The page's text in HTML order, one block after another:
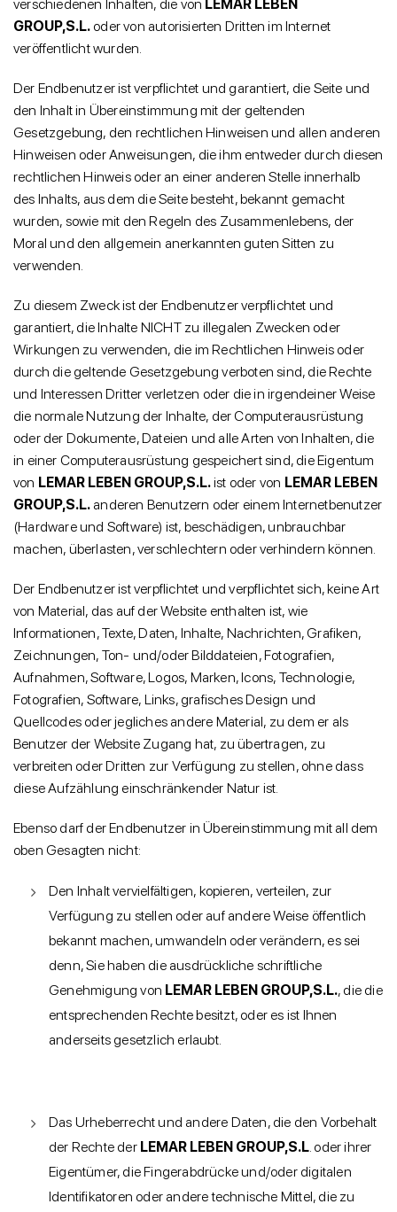
verschiedenen Inhalten, die von LEMAR LEBEN
GROUP,S.L. oder von autorisierten Dritten im Internet
veröffentlicht wurden.
Der Endbenutzer ist verpflichtet und garantiert, die Seite und
den Inhalt in Übereinstimmung mit der geltenden
Gesetzgebung, den rechtlichen Hinweisen und allen anderen
Hinweisen oder Anweisungen, die ihm entweder durch diesen
rechtlichen Hinweis oder an einer anderen Stelle innerhalb
des Inhalts, aus dem die Seite besteht, bekannt gemacht
wurden, sowie mit den Regeln des Zusammenlebens, der
Moral und den allgemein anerkannten guten Sitten zu
verwenden.
Zu diesem Zweck ist der Endbenutzer verpflichtet und
garantiert, die Inhalte NICHT zu illegalen Zwecken oder
Wirkungen zu verwenden, die im Rechtlichen Hinweis oder
durch die geltende Gesetzgebung verboten sind, die Rechte
und Interessen Dritter verletzen oder die in irgendeiner Weise
die normale Nutzung der Inhalte, der Computerausrüstung
oder der Dokumente, Dateien und alle Arten von Inhalten, die
in einer Computerausrüstung gespeichert sind, die Eigentum
von LEMAR LEBEN GROUP,S.L.ist oder von LEMAR LEBEN
GROUP,S.L. anderen Benutzern oder einem Internetbenutzer
(Hardware und Software) ist, beschädigen, unbrauchbar
machen, überlasten, verschlechtern oder verhindern können.
Der Endbenutzer ist verpflichtet und verpflichtet sich, keine Art
von Material, das auf der Website enthalten ist, wie
Informationen, Texte, Daten, Inhalte, Nachrichten, Grafiken,
Zeichnungen, Ton- und/oder Bilddateien, Fotografien,
Aufnahmen, Software, Logos, Marken, Icons, Technologie,
Fotografien, Software, Links, grafisches Design und
Quellcodes oder jegliches andere Material, zu dem er als
Benutzer der Website Zugang hat, zu übertragen, zu
verbreiten oder Dritten zur Verfügung zu stellen, ohne dass
diese Aufzählung einschränkender Natur ist.
Ebenso darf der Endbenutzer in Übereinstimmung mit all dem
oben Gesagten nicht:
Den Inhalt vervielfältigen, kopieren, verteilen, zur
Verfügung zu stellen oder auf andere Weise öffentlich
bekannt machen, umwandeln oder verändern, es sei
denn, Sie haben die ausdrückliche schriftliche
Genehmigung von LEMAR LEBEN GROUP,S.L., die die
entsprechenden Rechte besitzt, oder es ist Ihnen
anderseits gesetzlich erlaubt.
Das Urheberrecht und andere Daten, die den Vorbehalt
der Rechte der LEMAR LEBEN GROUP,S.L. oder ihrer
Eigentümer, die Fingerabdrücke und/oder digitalen
Identifikatoren oder andere technische Mittel, die zu